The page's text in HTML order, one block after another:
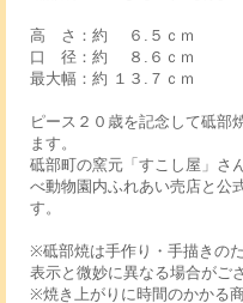
高 さ：約 ６.５ｃｍ
口 径：約 ８.６ｃｍ
最大幅：約 １３.７ｃｍ
ピース２０歳を記念して砥部
ます。
砥部町の窯元「すこし屋」さ
べ動物園内ふれあい売店と公
す。
※砥部焼は手作り・手描きの
表示と微妙に異なる場合がご
※焼き上がりに時間のかかる